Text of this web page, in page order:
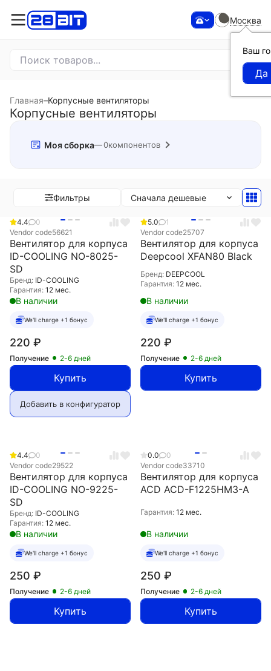
Москва
Ваш
Главная–Корпусные вентиляторы
Корпусные вентиляторы
Моя сборка 0компонентов
Сначала дешевые
Фильтры
4.4
0
Vendor code56621
Вентилятор для корпуса
ID-COOLING NO-8025-
SD
Бренд: ID-COOLING
Гарантия: 12 мес.
В наличии
We'll charge +1 бонус
220 ₽
Получение 2-6 дней
Купить
Добавить в конфигуратор
5.0
1
Vendor code25707
Вентилятор для корпуса
Deepcool XFAN80 Black
Бренд: DEEPCOOL
Гарантия: 12 мес.
В наличии
We'll charge +1 бонус
220 ₽
Получение 2-6 дней
Купить
4.4
0
Vendor code29522
Вентилятор для корпуса
ID-COOLING NO-9225-
SD
Бренд: ID-COOLING
Гарантия: 12 мес.
В наличии
We'll charge +1 бонус
250 ₽
Получение 2-6 дней
Купить
0.0
0
Vendor code33710
Вентилятор для корпуса
ACD ACD-F1225HM3-A
Гарантия: 12 мес.
В наличии
We'll charge +1 бонус
250 ₽
Получение 2-6 дней
Купить